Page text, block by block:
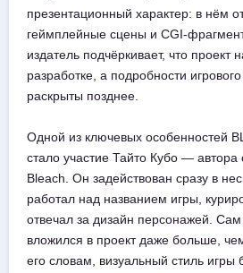
презентационный характер: в нём
геймплейные сцены и CGI-
издатель подчёркивает, что проект
разработке, а подробности
раскрыты позднее.
Одной из ключевых особенностей
стало участие Тайто Кубо — автора
Bleach. Он задействован сразу в
работал над названием игры,
отвечал за дизайн персонажей.
вложился в проект даже больше,
его словам, визуальный стиль игры